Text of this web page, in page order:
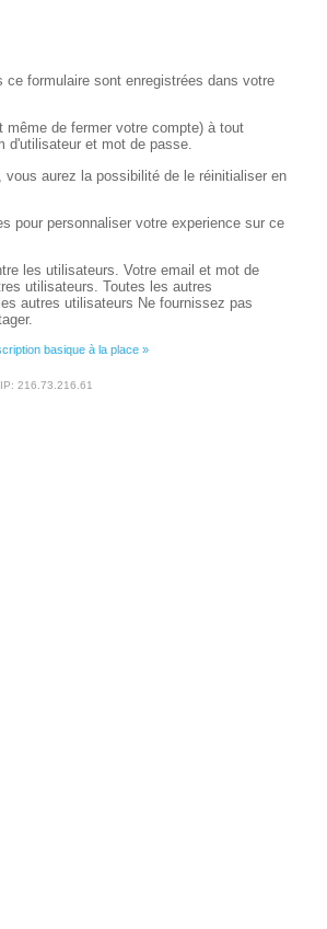
formulaire sont enregistrées dans votre
de fermer votre compte) à tout
d'utilisateur et mot de passe.
aurez la possibilité de le réinitialiser en
pour personnaliser votre experience sur ce
les utilisateurs. Votre email et mot de
utilisateurs. Toutes les autres
autres utilisateurs Ne fournissez pas
basique à la place »
216.73.216.61